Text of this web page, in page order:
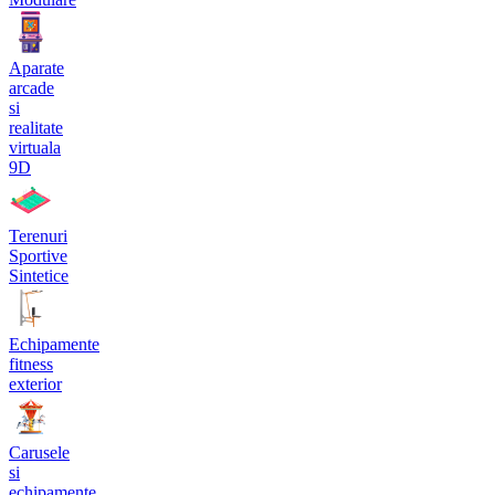
Aparate
arcade
si
realitate
virtuala
9D
Terenuri
Sportive
Sintetice
Echipamente
fitness
exterior
Carusele
si